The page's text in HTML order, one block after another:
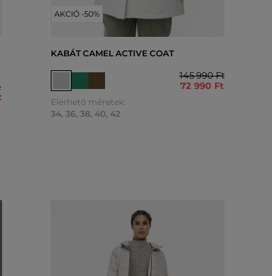
AKCIÓ -50%
KABÁT CAMEL ACTIVE COAT
145 990 Ft
72 990 Ft
Elérhető méretek:
34, 36, 38, 40, 42